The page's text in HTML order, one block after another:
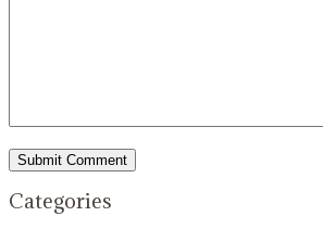
Categories